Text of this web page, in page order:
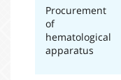
Procurement
of
hematological
apparatus